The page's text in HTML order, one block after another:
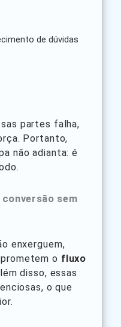
de dúvidas
partes falha,
Portanto,
não adianta: é
conversão sem
enxerguem,
o fluxo
disso, essas
o que